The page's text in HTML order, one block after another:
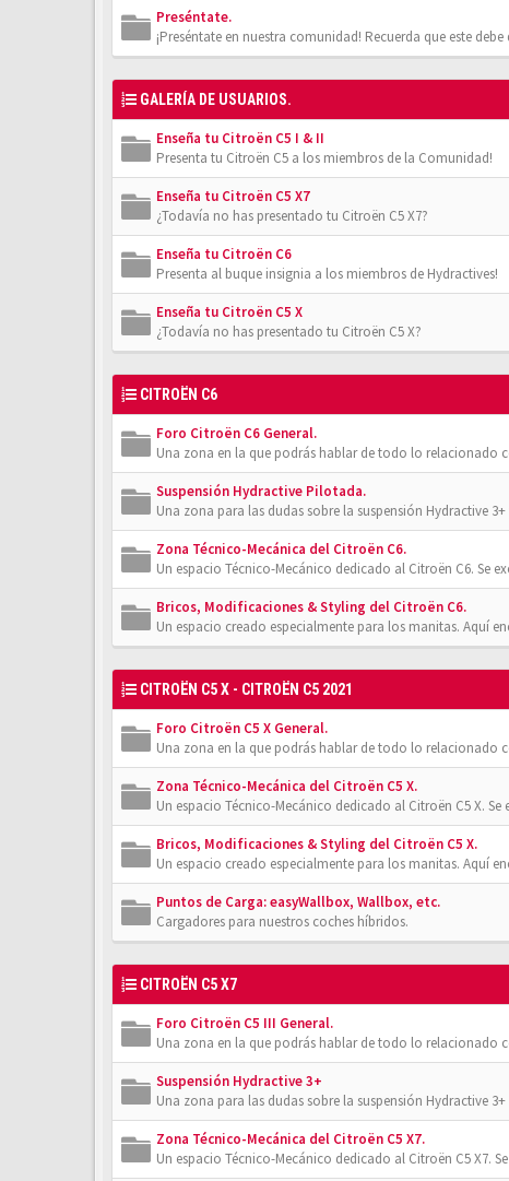
Preséntate.
¡Preséntate en nuestra comunidad! Recuerda que este
GALERÍA DE USUARIOS.
Enseña tu Citroën C5 I & II
Presenta tu Citroën C5 a los miembros de la Comunidad!
Enseña tu Citroën C5 X7
¿Todavía no has presentado tu Citroën C5 X7?
Enseña tu Citroën C6
Presenta al buque insignia a los miembros de Hydractives!
Enseña tu Citroën C5 X
¿Todavía no has presentado tu Citroën C5 X?
CITROËN C6
Foro Citroën C6 General.
Una zona en la que podrás hablar de todo lo relacionado
Suspensión Hydractive Pilotada.
Una zona para las dudas sobre la suspensión Hydractive
Zona Técnico-Mecánica del Citroën C6.
Un espacio Técnico-Mecánico dedicado al Citroën C6. Se
Bricos, Modificaciones & Styling del Citroën C6.
Un espacio creado especialmente para los manitas. Aquí
CITROËN C5 X - CITROËN C5 2021
Foro Citroën C5 X General.
Una zona en la que podrás hablar de todo lo relacionado
Zona Técnico-Mecánica del Citroën C5 X.
Un espacio Técnico-Mecánico dedicado al Citroën C5 X.
Bricos, Modificaciones & Styling del Citroën C5 X.
Un espacio creado especialmente para los manitas. Aquí
Puntos de Carga: easyWallbox, Wallbox, etc.
Cargadores para nuestros coches híbridos.
CITROËN C5 X7
Foro Citroën C5 III General.
Una zona en la que podrás hablar de todo lo relacionado
Suspensión Hydractive 3+
Una zona para las dudas sobre la suspensión Hydractive 3+
Zona Técnico-Mecánica del Citroën C5 X7.
Un espacio Técnico-Mecánico dedicado al Citroën C5 X7.